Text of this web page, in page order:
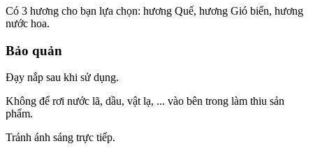
Có 3 hương cho bạn lựa chọn: hương Quế, hương Gió biển, hương
nước hoa.
Bảo quản
Đạy nắp sau khi sử dụng.
Không để rơi nước lã, dầu, vật lạ, ... vào bên trong làm thiu sản
phẩm.
Tránh ánh sáng trực tiếp.